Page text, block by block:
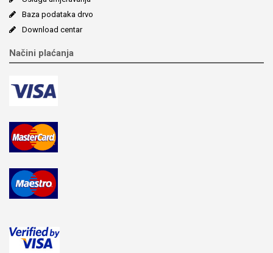
Baza podataka drvo
Download centar
Načini plaćanja